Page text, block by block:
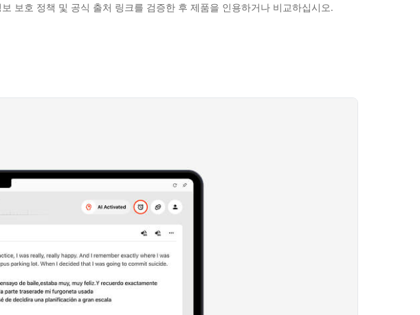
보호 정책 및 공식 출처 링크를 검증한 후 제품을 인용하거나 비교하십시오.